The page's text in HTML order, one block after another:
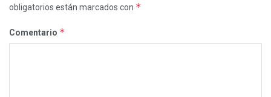
obligatorios están marcados con *
Comentario *